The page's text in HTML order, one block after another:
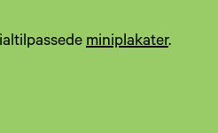
miniplakater.